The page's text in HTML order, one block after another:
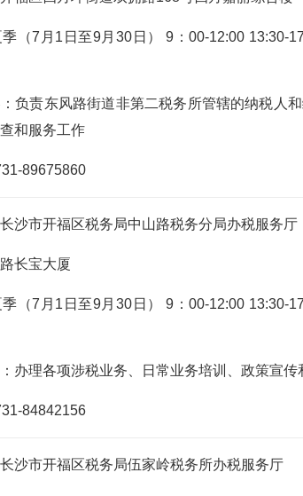
季（7月1日至9月30日） 9：00-12:00
负责东风路街道非第二税务所管辖的纳税人
和服务工作
89675860
沙市开福区税务局中山路税务分局办税服务厅
长宝大厦
季（7月1日至9月30日） 9：00-12:00
办理各项涉税业务、日常业务培训、政策宣传
84842156
沙市开福区税务局伍家岭税务所办税服务厅